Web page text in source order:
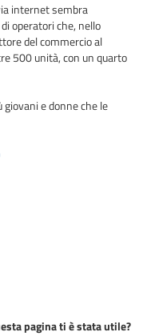
internet sembra
operatori che, nello
del commercio al
500 unità, con un quarto
e donne che le
pagina ti è stata utile?